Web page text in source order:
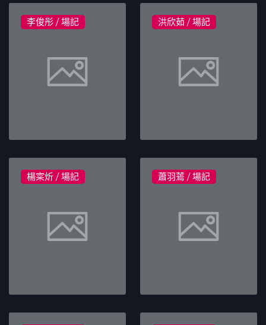
李俊彤 / 場記 洪欣茹 / 場記
楊寀炘 / 場記 蕭羽蔫 / 場記